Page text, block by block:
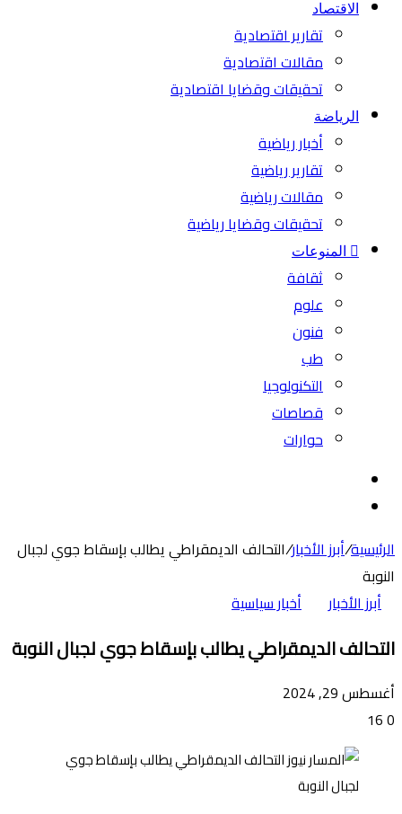
الاقتصاد
تقارير اقتصادية
مقالات اقتصادية
تحقيقات وقضايا اقتصادية
الرياضة
أخبار رياضية
تقارير رياضية
مقالات رياضية
تحقيقات وقضايا رياضية
المنوعات
ثقافة
علوم
فنون
طب
التكنولوجيا
قصاصات
حوارات
المظلم
الرئيسية/أبرز الأخبار/التحالف الديمقراطي يطالب بإسقاط جوي لجبال
النوبة
أبرز الأخبار
أخبار سياسية
التحالف الديمقراطي يطالب بإسقاط جوي لجبال النوبة
أغسطس 29, 2024
0